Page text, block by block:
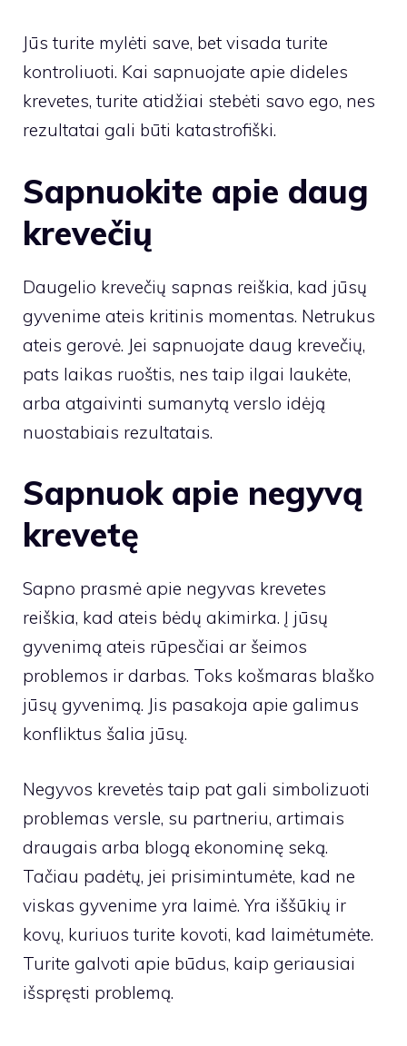
Jūs turite mylėti save, bet visada turite
kontroliuoti. Kai sapnuojate apie dideles
krevetes, turite atidžiai stebėti savo ego, nes
rezultatai gali būti katastrofiški.
Sapnuokite apie daug
krevečių
Daugelio krevečių sapnas reiškia, kad jūsų
gyvenime ateis kritinis momentas. Netrukus
ateis gerovė. Jei sapnuojate daug krevečių,
pats laikas ruoštis, nes taip ilgai laukėte,
arba atgaivinti sumanytą verslo idėją
nuostabiais rezultatais.
Sapnuok apie negyvą
krevetę
Sapno prasmė apie negyvas krevetes
reiškia, kad ateis bėdų akimirka. Į jūsų
gyvenimą ateis rūpesčiai ar šeimos
problemos ir darbas. Toks košmaras blaško
jūsų gyvenimą. Jis pasakoja apie galimus
konfliktus šalia jūsų.
Negyvos krevetės taip pat gali simbolizuoti
problemas versle, su partneriu, artimais
draugais arba blogą ekonominę seką.
Tačiau padėtų, jei prisimintumėte, kad ne
viskas gyvenime yra laimė. Yra iššūkių ir
kovų, kuriuos turite kovoti, kad laimėtumėte.
Turite galvoti apie būdus, kaip geriausiai
išspręsti problemą.